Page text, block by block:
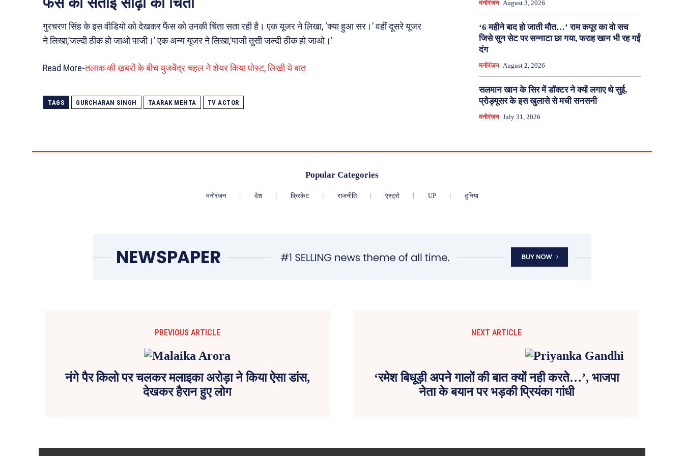
गुरचरण सिंह के इस वीडियो को देखकर फैंस को उनकी चिंता सता रही है। एक यूजर ने लिखा, ‘क्या हुआ सर।’ वहीं दूसरे यूजर
ने लिखा,’जल्दी ठीक हो जाओ पाजी।’ एक अन्य यूजर ने लिखा,’पाजी तुसी जल्दी ठीक हो जाओ।’
Read More-तलाक की खबरों के बीच युजवेंद्र चहल ने शेयर किया पोस्ट, लिखी ये बात
TAGS GURCHARAN SINGH TAARAK MEHTA TV ACTOR
मनोरंजन August 3, 2026
‘6 महीने बाद हो जाती मौत…’ राम कपूर का वो सच
जिसे सुन सेट पर सन्नाटा छा गया, फराह खान भी रह गईं
दंग
मनोरंजन August 2, 2026
सलमान खान के सिर में डॉक्टर ने क्यों लगाए थे सुई,
प्रोड्यूसर के इस खुलासे से मची सनसनी
मनोरंजन July 31, 2026
Popular Categories
मनोरंजन देश क्रिकेट राजनीति एस्ट्रो UP दुनिया
PREVIOUS ARTICLE
नंगे पैर किलो पर चलकर मलाइका अरोड़ा ने किया ऐसा डांस,
देखकर हैरान हुए लोग
NEXT ARTICLE
‘रमेश बिधूड़ी अपने गालों की बात क्यों नही करते…’, भाजपा
नेता के बयान पर भड़की प्रियंका गांधी